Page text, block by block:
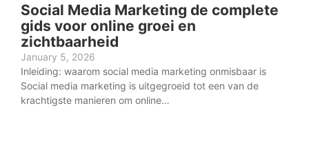
Social Media Marketing de complete
gids voor online groei en
zichtbaarheid
January 5, 2026
Inleiding: waarom social media marketing onmisbaar is
Social media marketing is uitgegroeid tot een van de
krachtigste manieren om online…